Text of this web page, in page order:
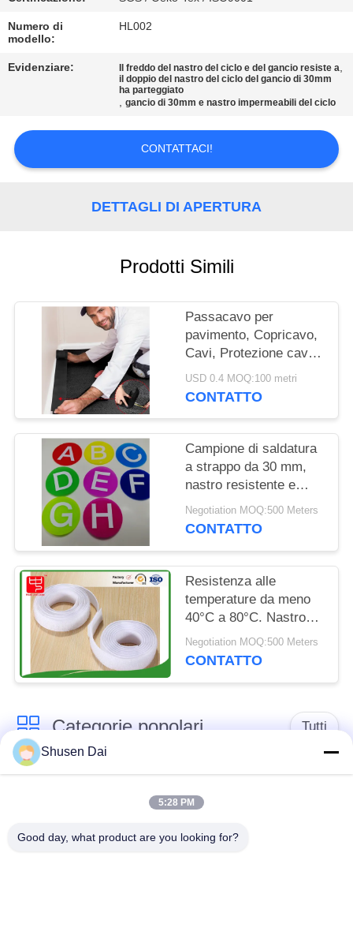
CONTATTACI
NOTIZIE
PREVENTIVO
POLITICA
PRIVACY
Numero di
modello:
HL002
Evidenziare: Il freddo del nastro del ciclo e del gancio resiste a,
il doppio del nastro del ciclo del gancio di 30mm
ha parteggiato
,gancio di 30mm e nastro impermeabili del ciclo
CONTATTACI!
DETTAGLI DI APERTURA
Prodotti Simili
Passacavo per
pavimento, Copricavo,
Cavi, Protezione cavi,
Gestione cavi, Solo per
moquette per uffici
USD 0.4 MOQ:100 metri
CONTATTO
Campione di saldatura
a strappo da 30 mm,
nastro resistente e
durevole, adatto per la
produzione e le
Negotiation MOQ:500 Meters
CONTATTO
Resistenza alle
temperature da meno
40°C a 80°C. Nastro
per ganci di larghezza
da 10mm a 50mm
Negotiation MOQ:500 Meters
CONTATTO
Categorie popolari Tutti
gancio e nastro del
Gancio e ciclo di
plastica
Gancio e nastro
Toppe su ordinazione
Shusen Dai
5:28 PM
Good day, what product are you looking for?